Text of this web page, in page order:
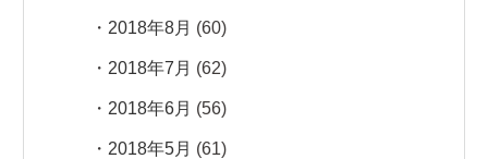
2018年8月 (60)
2018年7月 (62)
2018年6月 (56)
2018年5月 (61)